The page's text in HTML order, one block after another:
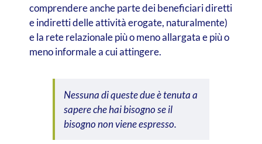
comprendere anche parte dei beneficiari diretti
e indiretti delle attività erogate, naturalmente)
e la rete relazionale più o meno allargata e più o
meno informale a cui attingere.
Nessuna di queste due è tenuta a
sapere che hai bisogno se il
bisogno non viene espresso.